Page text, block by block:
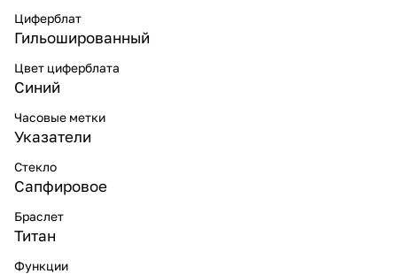
Циферблат
Гильошированный
Цвет циферблата
Синий
Часовые метки
Указатели
Стекло
Сапфировое
Браслет
Титан
Функции